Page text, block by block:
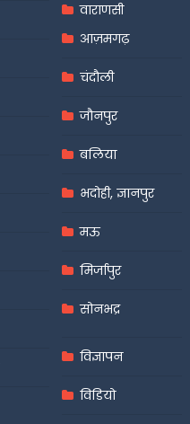
वाराणसी
आज़मगढ़
चंदौली
जौनपुर
बलिया
भदोही, ज्ञानपुर
मऊ
मिर्जापुर
सोनभद्र
विज्ञापन
विडियो